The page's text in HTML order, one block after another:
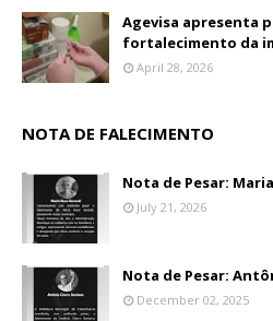
Agevisa apresenta
fortalecimento da
April 28, 2026
NOTA DE FALECIMENTO
Nota de Pesar:
July 21, 2026
Nota de Pesar:
December 02, 2025